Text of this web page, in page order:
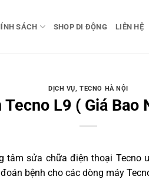
SÁCH SHOP DI ĐỘNG LIÊN HỆ
DỊCH VỤ,TECNO HÀ NỘI
Tecno L9 ( Giá Bao
sửa chữa điện thoại Tecno
bệnh cho các dòng máy